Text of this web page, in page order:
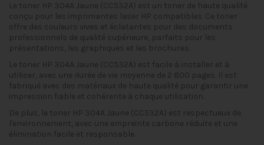
Le toner HP 304A Jaune (CC532A) est un toner de haute qualité
conçu pour les imprimantes laser HP compatibles. Ce toner
offre des couleurs vives et éclatantes pour des documents
professionnels de qualité supérieure, parfaits pour les
présentations, les graphiques et les brochures.
Le toner HP 304A Jaune (CC532A) est facile à installer et à
utiliser, avec une durée de vie moyenne de 2 800 pages. Il est
fabriqué avec des matériaux de haute qualité pour garantir une
impression fiable et cohérente à chaque utilisation.
De plus, le toner HP 304A Jaune (CC532A) est respectueux de
l'environnement, avec une empreinte carbone réduite et une
élimination facile et responsable.